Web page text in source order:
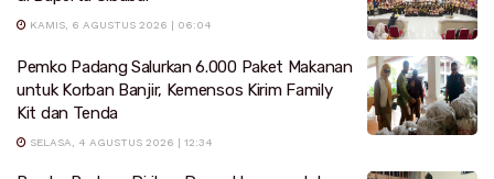
KAMIS, 6 AGUSTUS 2026 | 06:04
Pemko Padang Salurkan 6.000 Paket Makanan
untuk Korban Banjir, Kemensos Kirim Family
Kit dan Tenda
SELASA, 4 AGUSTUS 2026 | 12:34